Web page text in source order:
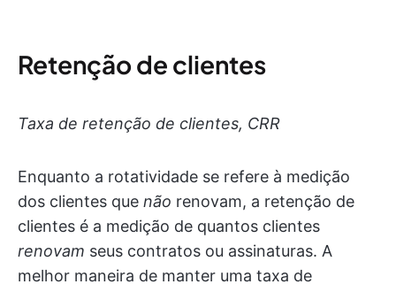
Retenção de clientes
Taxa de retenção de clientes, CRR
Enquanto a rotatividade se refere à medição
dos clientes que não renovam, a retenção de
clientes é a medição de quantos clientes
renovam seus contratos ou assinaturas. A
melhor maneira de manter uma taxa de